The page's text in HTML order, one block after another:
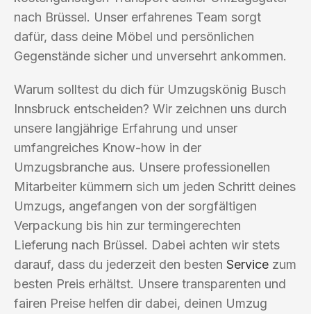
nach Brüssel. Unser erfahrenes Team sorgt
dafür, dass deine Möbel und persönlichen
Gegenstände sicher und unversehrt ankommen.
Warum solltest du dich für Umzugskönig Busch
Innsbruck entscheiden? Wir zeichnen uns durch
unsere langjährige Erfahrung und unser
umfangreiches Know-how in der
Umzugsbranche aus. Unsere professionellen
Mitarbeiter kümmern sich um jeden Schritt deines
Umzugs, angefangen von der sorgfältigen
Verpackung bis hin zur termingerechten
Lieferung nach Brüssel. Dabei achten wir stets
darauf, dass du jederzeit den besten Service zum
besten Preis erhältst. Unsere transparenten und
fairen Preise helfen dir dabei, deinen Umzug